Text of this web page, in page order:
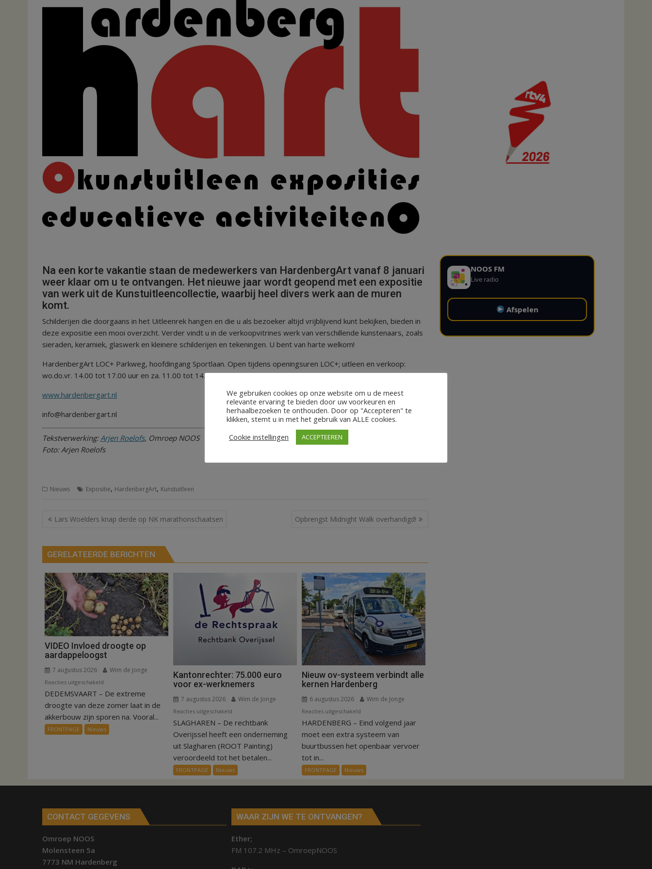
Na een korte vakantie staan de medewerkers van HardenbergArt vanaf 8 januari
weer klaar om u te ontvangen. Het nieuwe jaar wordt geopend met een expositie
van werk uit de Kunstuitleencollectie, waarbij heel divers werk aan de muren
komt.
Schilderijen die doorgaans in het Uitleenrek hangen en die u als bezoeker altijd vrijblijvend kunt bekijken, bieden in
deze expositie een mooi overzicht. Verder vindt u in de verkoopvitrines werk van verschillende kunstenaars, zoals
sieraden, keramiek, glaswerk en kleinere schilderijen en tekeningen. U bent van harte welkom!
HardenbergArt LOC+ Parkweg, hoofdingang Sportlaan. Open tijdens openingsuren LOC+; uitleen en verkoop:
wo.do.vr. 14.00 tot 17.00 uur en za. 11.00 tot 14.00 uur.
www.hardenbergart.nl
info@hardenbergart.nl
Tekstverwerking:Arjen Roelofs, Omroep NOOS
Foto: Arjen Roelofs
Nieuws Expositie, HardenbergArt, Kunstuitleen
Bericht
Lars Woelders knap derde op NK marathonschaatsen Opbrengst Midnight Walk overhandigd!
GERELATEERDE BERICHTEN
VIDEO Invloed droogte op
aardappeloogst
7 augustus 2026 Wim de Jonge
Reacties uitgeschakeld
VIDEO
Invloed
op
aardappeloogst
DEDEMSVAART – De extreme
droogte van deze zomer laat in de
akkerbouw zijn sporen na. Vooral...
FRONTPAGE Nieuws
Kantonrechter: 75.000 euro
voor ex-werknemers
7 augustus 2026 Wim de Jonge
Reacties uitgeschakeld
Kantonrechter:
75.000
euro
voor
ex-
werknemers
SLAGHAREN – De rechtbank
Overijssel heeft een onderneming
uit Slagharen (ROOT Painting)
veroordeeld tot het betalen...
FRONTPAGE Nieuws
Nieuw ov-systeem verbindt alle
kernen Hardenberg
6 augustus 2026 Wim de Jonge
Reacties uitgeschakeld
Nieuw
ov-
systeem
alle
kernen
Hardenberg
HARDENBERG – Eind volgend jaar
moet een extra systeem van
buurtbussen het openbaar vervoer
tot in...
FRONTPAGE Nieuws
NOOS FM
Live radio
Afspelen
CONTACT GEGEVENS
Omroep NOOS
Molensteen 5a
7773 NM Hardenberg
WAAR ZIJN WE TE ONTVANGEN?
Ether;
FM 107.2 MHz – OmroepNOOS
We gebruiken cookies op onze website om u de meest
relevante ervaring te bieden door uw voorkeuren en
herhaalbezoeken te onthouden. Door op "Accepteren" te
klikken, stemt u in met het gebruik van ALLE cookies.
Cookie instellingen
ACCEPTEEREN